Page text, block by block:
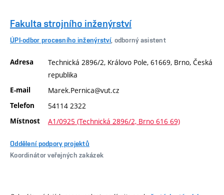
Fakulta strojního inženýrství
ÚPI-odbor procesního inženýrství, odborný asistent
Adresa
Technická 2896/2, Královo Pole, 61669, Brno, Česká
republika
E-mail Marek.Pernica@vut.cz
Telefon 54114 2322
Místnost A1/0925 (Technická 2896/2, Brno 616 69)
Oddělení podpory projektů
Koordinátor veřejných zakázek